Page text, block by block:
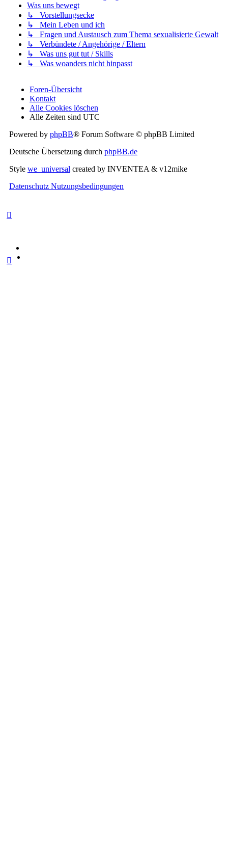
Was uns bewegt
↳ Vorstellungsecke
↳ Mein Leben und ich
↳ Fragen und Austausch zum Thema sexualisierte Gewalt
↳ Verbündete / Angehörige / Eltern
↳ Was uns gut tut / Skills
↳ Was woanders nicht hinpasst
Foren-Übersicht
Kontakt
Alle Cookies löschen
Alle Zeiten sind UTC
Powered by phpBB® Forum Software © phpBB Limited
Deutsche Übersetzung durch phpBB.de
Style we_universal created by INVENTEA & v12mike
Datenschutz Nutzungsbedingungen